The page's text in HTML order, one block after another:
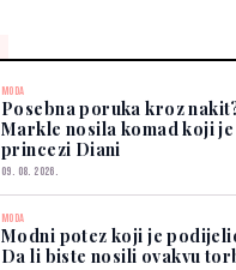
MODA
Posebna poruka kroz
Markle nosila komad koji
princezi Diani
09. 08. 2026.
MODA
Modni potez koji je
Da li biste nosili ovakvu